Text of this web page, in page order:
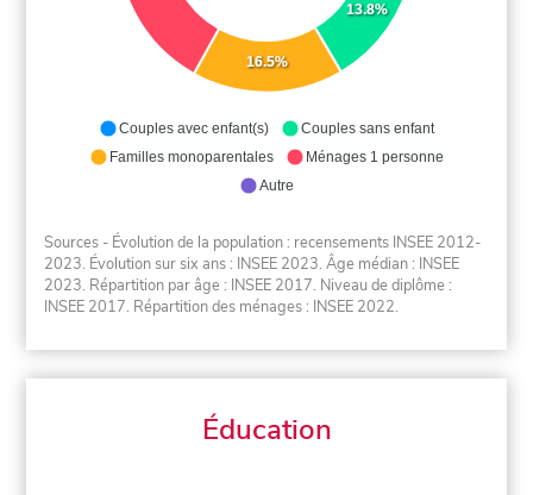
13.8%
16.5%
Couples avec enfant(s)
Couples sans enfant
Familles monoparentales
Ménages 1 personne
Autre
Sources - Évolution de la population : recensements INSEE 2012-
2023. Évolution sur six ans : INSEE 2023. Âge médian : INSEE
2023. Répartition par âge : INSEE 2017. Niveau de diplôme :
INSEE 2017. Répartition des ménages : INSEE 2022.
Éducation